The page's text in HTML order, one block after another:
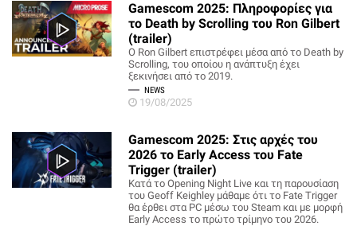
Gamescom 2025: Πληροφορίες για
το Death by Scrolling του Ron Gilbert
(trailer)
Ο Ron Gilbert επιστρέφει μέσα από το Death by
Scrolling, του οποίου η ανάπτυξη έχει
ξεκινήσει από το 2019.
NEWS
19/08/2025
Gamescom 2025: Στις αρχές του
2026 το Early Access του Fate
Trigger (trailer)
Κατά το Opening Night Live και τη παρουσίαση
του Geoff Keighley μάθαμε ότι το Fate Trigger
θα έρθει στα PC μέσω του Steam και με μορφή
Early Access το πρώτο τρίμηνο του 2026.